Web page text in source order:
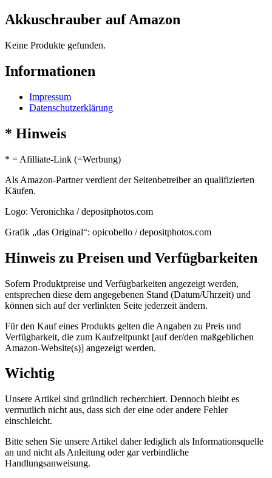
Akkuschrauber auf Amazon
Keine Produkte gefunden.
Informationen
Impressum
Datenschutzerklärung
* Hinweis
* = Afilliate-Link (=Werbung)
Als Amazon-Partner verdient der Seitenbetreiber an qualifizierten
Käufen.
Logo: Veronichka / depositphotos.com
Grafik „das Original“: opicobello / depositphotos.com
Hinweis zu Preisen und Verfügbarkeiten
Sofern Produktpreise und Verfügbarkeiten angezeigt werden,
entsprechen diese dem angegebenen Stand (Datum/Uhrzeit) und
können sich auf der verlinkten Seite jederzeit ändern.
Für den Kauf eines Produkts gelten die Angaben zu Preis und
Verfügbarkeit, die zum Kaufzeitpunkt [auf der/den maßgeblichen
Amazon-Website(s)] angezeigt werden.
Wichtig
Unsere Artikel sind gründlich recherchiert. Dennoch bleibt es
vermutlich nicht aus, dass sich der eine oder andere Fehler
einschleicht.
Bitte sehen Sie unsere Artikel daher lediglich als Informationsquelle
an und nicht als Anleitung oder gar verbindliche
Handlungsanweisung.